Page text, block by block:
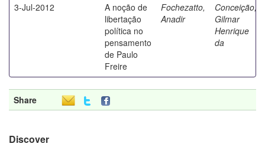
3-Jul-2012
A noção de
libertação
política no
pensamento
de Paulo
Freire
Fochezatto,
Anadir
Conceição,
Gilmar
Henrique
da
Share
Discover